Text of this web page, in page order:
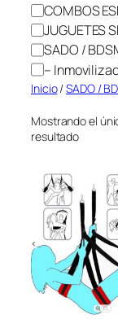
C
a
t
e
g
o
r
í
COMBOS
JUGUETES
SADO /
–
Inicio/SADO /
Mostrando el
resultado